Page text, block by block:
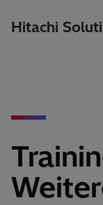
Hitachi